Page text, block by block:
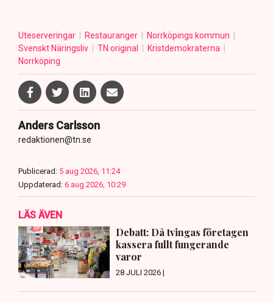
Uteserveringar Restauranger
Norrköpings kommun
Svenskt Näringsliv
TN original
Kristdemokraterna
Norrköping
Anders Carlsson
redaktionen@tn.se
Publicerad: 5 aug 2026, 11:24
Uppdaterad: 6 aug 2026, 10:29
LÄS ÄVEN
Debatt: Då tvingas företagen
kassera fullt fungerande
varor
28 JULI 2026 |